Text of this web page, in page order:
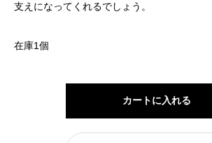
支えになってくれるでしょう。
在庫1個
カートに入れる